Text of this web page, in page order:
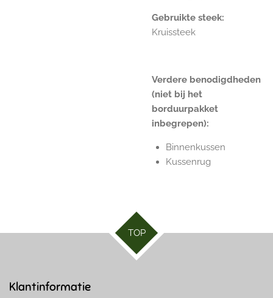
Gebruikte steek:
Kruissteek
Verdere benodigdheden
(niet bij het
borduurpakket
inbegrepen):
Binnenkussen
Kussenrug
TOP
Klantinformatie